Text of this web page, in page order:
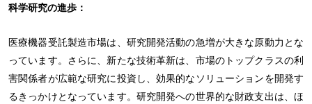
科学研究の進歩：
医療機器受託製造市場は、研究開発活動の急増が大きな原動力とな
っています。さらに、新たな技術革新は、市場のトップクラスの利
害関係者が広範な研究に投資し、効果的なソリューションを開発す
るきっかけとなっています。研究開発への世界的な財政支出は、ほ